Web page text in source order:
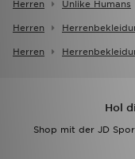
Herren Unlike Humans
Herren
Herren
Hol
Shop mit der JD